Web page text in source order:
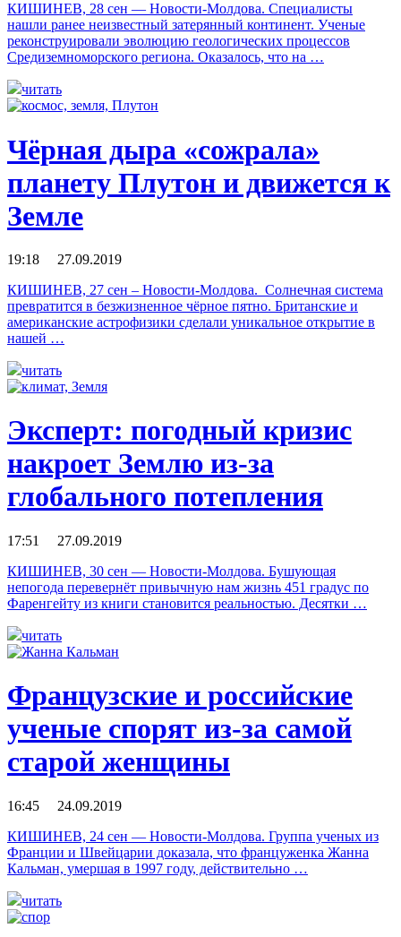
КИШИНЕВ, 28 сен — Новости-Молдова. Специалисты
нашли ранее неизвестный затерянный континент. Ученые
реконструировали эволюцию геологических процессов
Средиземноморского региона. Оказалось, что на …
читать
Чёрная дыра «сожрала»
планету Плутон и движется к
Земле
19:18 27.09.2019
КИШИНЕВ, 27 сен – Новости-Молдова. Солнечная система
превратится в безжизненное чёрное пятно. Британские и
американские астрофизики сделали уникальное открытие в
нашей …
читать
Эксперт: погодный кризис
накроет Землю из-за
глобального потепления
17:51 27.09.2019
КИШИНЕВ, 30 сен — Новости-Молдова. Бушующая
непогода перевернёт привычную нам жизнь 451 градус по
Фаренгейту из книги становится реальностью. Десятки …
читать
Французские и российские
ученые спорят из-за самой
старой женщины
16:45 24.09.2019
КИШИНЕВ, 24 сен — Новости-Молдова. Группа ученых из
Франции и Швейцарии доказала, что француженка Жанна
Кальман, умершая в 1997 году, действительно …
читать